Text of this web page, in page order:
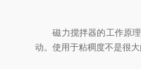
磁力搅拌器的工作原理
动。使用于粘稠度不是很